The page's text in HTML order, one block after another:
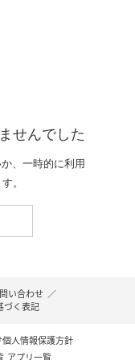
せんでした
、一時的に利用
。
い合わせ ／
づく表記
人情報保護方針
アプリ一覧